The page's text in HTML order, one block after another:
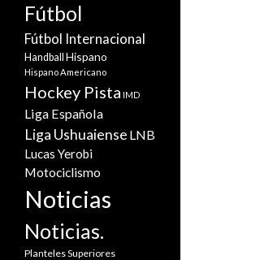
Fútbol
Fútbol Internacional
Handball Hispano
Hispano Americano
Hockey Pista IMD
Liga Española
Liga Ushuaiense LNB
Lucas Yerobi
Motociclismo
Noticias
Noticias.
Planteles Superiores